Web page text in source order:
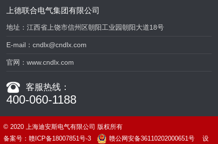
上德联合电气集团有限公司
地址：江西省上饶市信州区朝阳工业园朝阳大道18号
E-mail：cndlx@cndlx.com
官网：www.cndlx.com
客服热线：
400-060-1188
© 2020 上海迪安斯电气有限公司 版权所有
备案号： 赣ICP备18007851号-3 赣公网安备36110202000651号设